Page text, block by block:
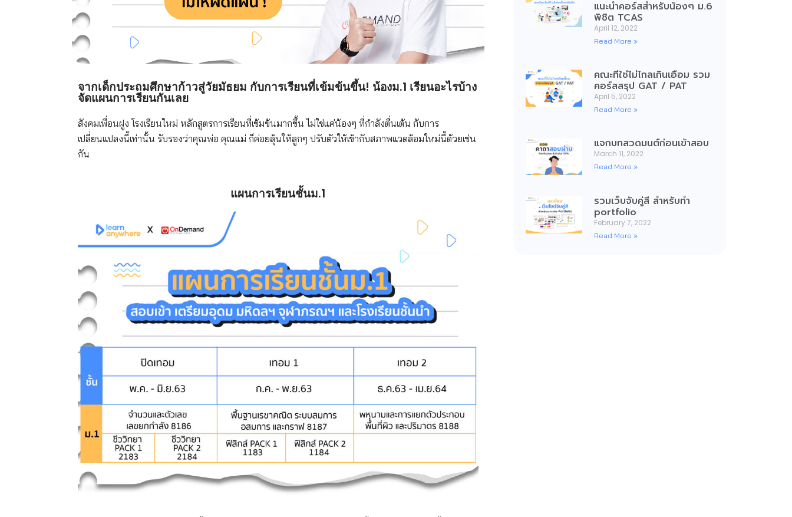
จากเด็กประถมศึกษาก้าวสู่วัยมัธยม กับการเรียนที่เข้มข้นขึ้น! น้องม.1 เรียนอะไรบ้าง
จัดแผนการเรียนกันเลย​
สังคมเพื่อนฝูง โรงเรียนใหม่ หลักสูตรการเรียนที่เข้มข้นมากขึ้น ไม่ใช่แค่น้องๆ ที่กำลังตื่นเต้น กับการ
เปลี่ยนแปลงนี้เท่านั้น รับรองว่าคุณพ่อ คุณแม่ ก็ค่อยลุ้นให้ลูกๆ ปรับตัวให้เข้ากับสภาพแวดล้อมใหม่นี้ด้วยเช่น
กัน
แผนการเรียนชั้นม.1​
แนะนำคอร์สสำหรับน้องๆ ม.6
พิชิต TCAS
April 12, 2022
Read More »
คณะที่ใช่ไม่ไกลเกินเอื้อม รวม
คอร์สสรุป GAT / PAT
April 5, 2022
Read More »
แจกบทสวดมนต์ก่อนเข้าสอบ
March 11, 2022
Read More »
รวมเว็บจับคู่สี สำหรับทำ
portfolio
February 7, 2022
Read More »